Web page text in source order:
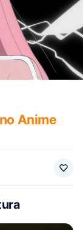
Anime